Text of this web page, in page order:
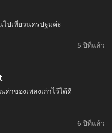
ไปเที่ยวนครปฐมค่ะ
5 ปีที่แล้ว
าของเพลงเก่าไว้ได้ดี
6 ปีที่แล้ว